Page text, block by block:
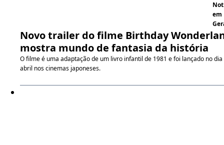
em
Novo trailer do filme Birthday
mostra mundo de fantasia da história
O filme é uma adaptação de um livro infantil de 1981 e foi lançado no dia
abril nos cinemas japoneses.